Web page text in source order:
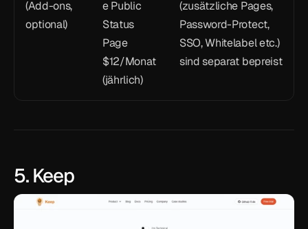
(Add-ons,
optional)
e Public
Status
Page
$12/Monat
(jährlich)
(zusätzliche Pages,
Password-Protect,
SSO, Whitelabel etc.)
sind separat bepreist
5. Keep